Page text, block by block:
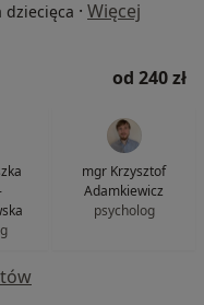
dziecięca · Więcej
od 240 zł
mgr Krzysztof
Adamkiewicz
psycholog